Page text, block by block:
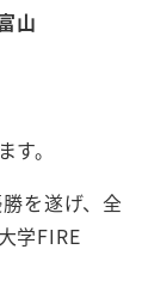
山
。
を遂げ、全
学FIRE